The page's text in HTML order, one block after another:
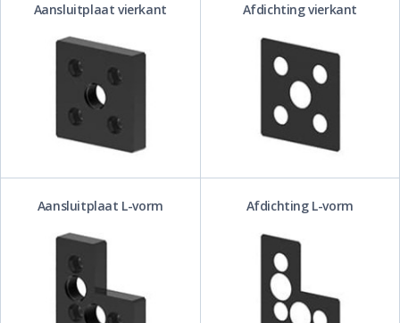
Aansluitplaat vierkant Afdichting vierkant
Aansluitplaat L-vorm Afdichting L-vorm